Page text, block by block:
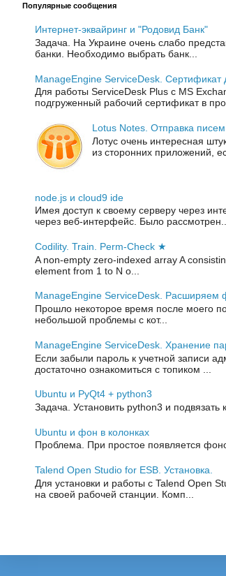
Популярные сообщения
Интернет-эквайринг и "Родовид Банк"
Задача. На Украине очень слабо
банки. Необходимо выбрать банк...
ManageEngine ServiceDesk. Сертификат
Для работы ServiceDesk Plus с MS
подгруженный рабочий сертификат в
Lotus Notes. Отправка
Лотус очень интересная
из сторонних приложений,
node.js и cloud9 ide
Имея доступ к своему серверу через
через веб-интерфейс. Было
Codility. Train. Perm-Check ★
A non-empty zero-indexed array A
element from 1 to N o...
ManageEngine ServiceDesk. Расширяем
Прошло некоторое время после моего
небольшой проблемы с кот...
ManageEngine ServiceDesk. Хранение
Если забыли пароль к учетной записи
достаточно ознакомиться с топиком ...
Ubuntu и PyQt4 + python3
Задача. Установить python3 и подвязать
Ubuntu и фон в колонках
Проблема. При простое появляется
Talend Open Studio for ESB. Установка.
Для установки и работы с Talend Open
на своей рабочей станции. Комп...